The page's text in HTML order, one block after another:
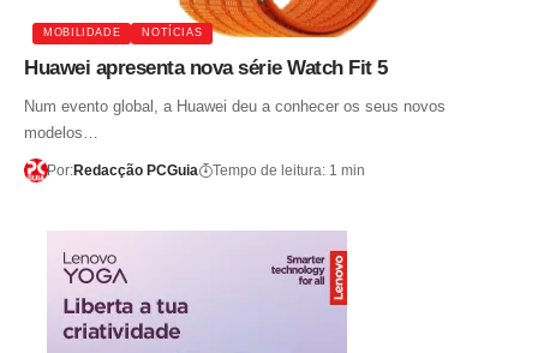
MOBILIDADE NOTÍCIAS
Huawei apresenta nova série Watch Fit 5
Num evento global, a Huawei deu a conhecer os seus novos
modelos…
Por:Redacção PCGuia Tempo de leitura: 1 min